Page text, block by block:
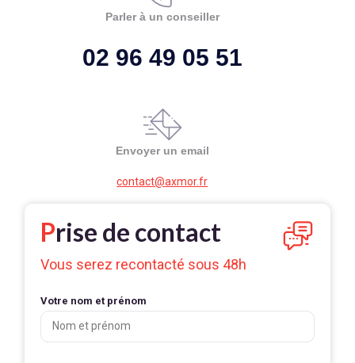
Parler à un conseiller
02 96 49 05 51
Envoyer un email
contact@axmor.fr
Prise de contact
Vous serez recontacté sous 48h
Votre nom et prénom